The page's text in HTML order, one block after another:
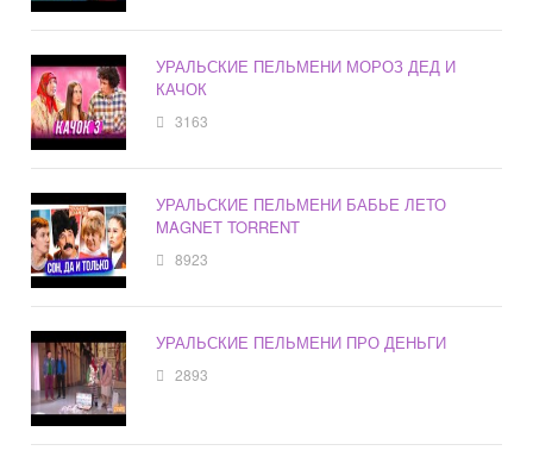
УРАЛЬСКИЕ ПЕЛЬМЕНИ МОРОЗ ДЕД И
КАЧОК
3163
УРАЛЬСКИЕ ПЕЛЬМЕНИ БАБЬЕ ЛЕТО
MAGNET TORRENT
8923
УРАЛЬСКИЕ ПЕЛЬМЕНИ ПРО ДЕНЬГИ
2893